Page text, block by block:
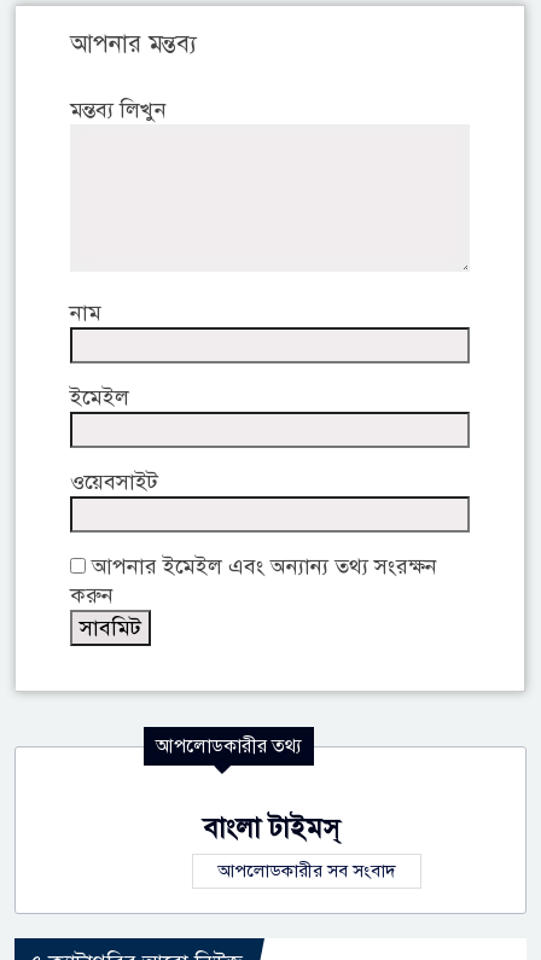
আপনার মন্তব্য
মন্তব্য লিখুন
নাম
ইমেইল
ওয়েবসাইট
আপনার ইমেইল এবং অন্যান্য তথ্য সংরক্ষন
করুন
আপলোডকারীর তথ্য
বাংলা টাইমস্
আপলোডকারীর সব সংবাদ